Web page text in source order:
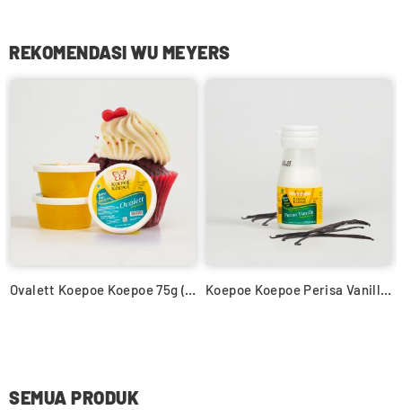
REKOMENDASI WU MEYERS
Tepung Sagu Tani cap Tani Super 500gr Ovalett Koepoe Koepoe 75g (A2953)
SEMUA PRODUK